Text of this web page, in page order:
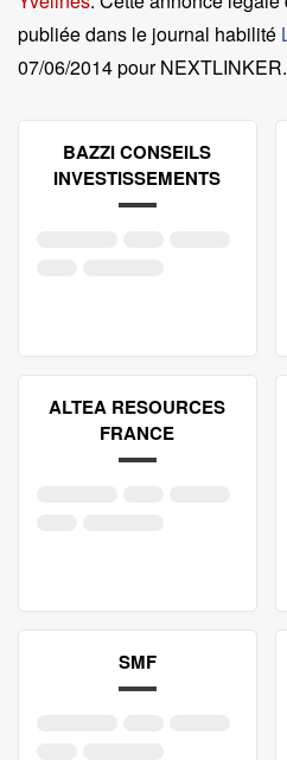
publiée dans le journal habilité
07/06/2014 pour NEXTLINKER.
BAZZI CONSEILS
INVESTISSEMENTS
ALTEA RESOURCES
FRANCE
SMF